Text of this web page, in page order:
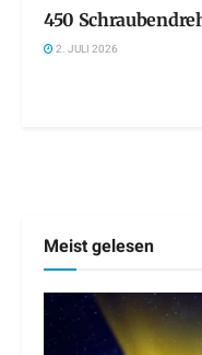
450
2. JULI 2026
Meist gelesen